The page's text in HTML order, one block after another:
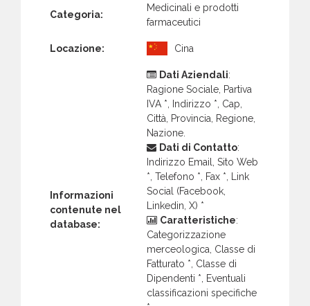
Categoria:
Medicinali e prodotti
farmaceutici
Locazione: Cina
Informazioni
contenute nel
database:
Dati Aziendali:
Ragione Sociale, Partiva
IVA *, Indirizzo *, Cap,
Città, Provincia, Regione,
Nazione.
Dati di Contatto:
Indirizzo Email, Sito Web
*, Telefono *, Fax *, Link
Social (Facebook,
Linkedin, X) *
Caratteristiche:
Categorizzazione
merceologica, Classe di
Fatturato *, Classe di
Dipendenti *, Eventuali
classificazioni specifiche